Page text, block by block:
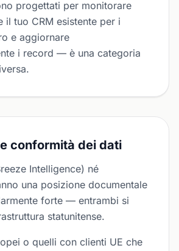
progettati per monitorare
il tuo CRM esistente per i
e aggiornare
i record — è una categoria
conformità dei dati
Intelligence) né
una posizione documentale
forte — entrambi si
statunitense.
o quelli con clienti UE che